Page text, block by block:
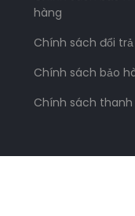
hàng
Chính sách đổi
Chính sách bảo
Chính sách